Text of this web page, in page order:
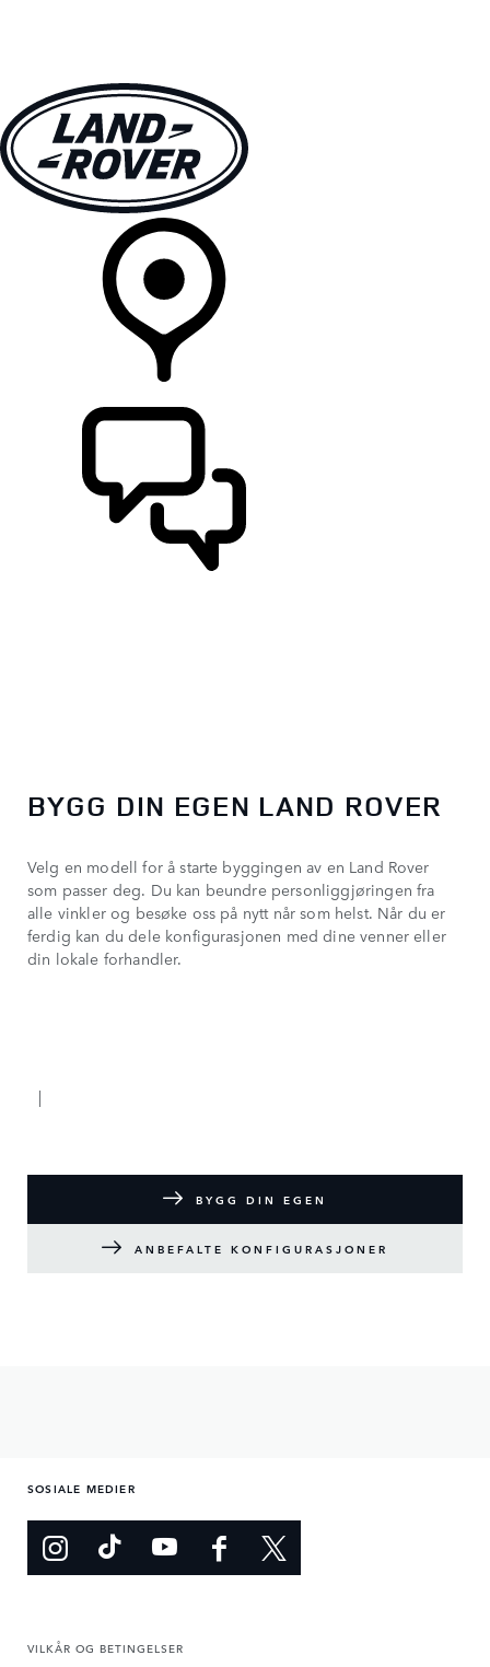
BYGG DIN EGEN LAND ROVER
Velg en modell for å starte byggingen av en Land Rover
som passer deg. Du kan beundre personliggjøringen fra
alle vinkler og besøke oss på nytt når som helst. Når du er
ferdig kan du dele konfigurasjonen med dine venner eller
din lokale forhandler.
BYGG DIN EGEN
ANBEFALTE KONFIGURASJONER
SOSIALE MEDIER
VILKÅR OG BETINGELSER